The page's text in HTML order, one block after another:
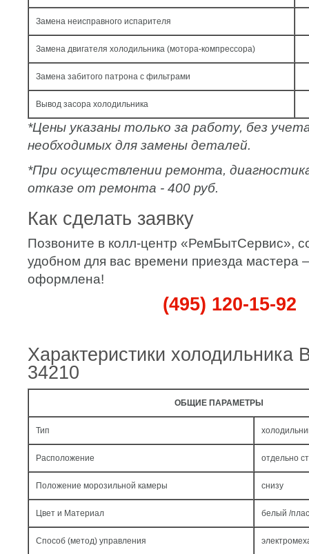
Замена неисправного испарителя
Замена двигателя холодильника (мотора-компрессора)
Замена забитого патрона с фильтрами
Вывод засора холодильника
*Цены указаны только за работу, без
необходимых для замены деталей.
*При осуществлении ремонта,
отказе от ремонта - 400 руб.
Как сделать заявку
Позвоните в колл-центр «РемБытСервис»,
удобном для вас времени приезда мастера
оформлена!
(495) 120-15-92
Характеристики холодильника
34210
ОБЩИЕ ПАРАМЕТРЫ
Тип
Расположение отдельно
Положение морозильной камеры снизу
Цвет и Материал белый /
Способ (метод) управления